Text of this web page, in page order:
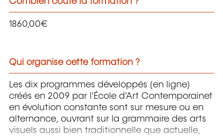
1860,00€
Qui organise cette formation ?
Les dix programmes développés (en ligne)
créés en 2009 par l'École d’Art Contemporainet
en évolution constante sont sur mesure ou en
alternance, ouvrant sur la grammaire des arts
visuels aussi bien traditionnelle que actuelle,